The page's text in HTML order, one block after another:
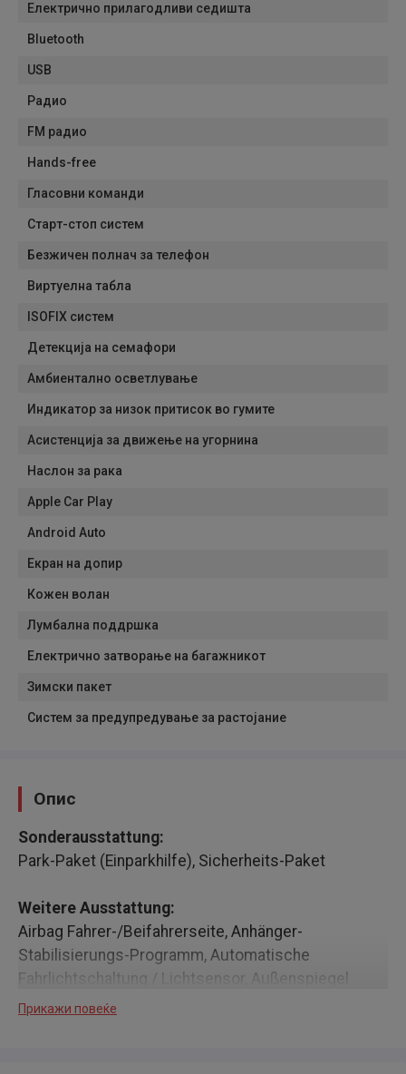
Електрично прилагодливи седишта
Bluetooth
USB
Радио
FM радио
Hands-free
Гласовни команди
Старт-стоп систем
Безжичен полнач за телефон
Виртуелна табла
ISOFIX систем
Детекција на семафори
Амбиентално осветлување
Индикатор за низок притисок во гумите
Асистенција за движење на угорнина
Наслон за рака
Apple Car Play
Android Auto
Екран на допир
Кожен волан
Лумбална поддршка
Електрично затворање на багажникот
Зимски пакет
Систем за предупредување за растојание
Опис
Sonderausstattung:
Park-Paket (Einparkhilfe), Sicherheits-Paket
Weitere Ausstattung:
Airbag Fahrer-/Beifahrerseite, Anhänger-
Stabilisierungs-Programm, Automatische
Fahrlichtschaltung / Lichtsensor, Außenspiegel
elektr. anklappbar, Außenspiegel elektr. verstell- und
Прикажи повеќе